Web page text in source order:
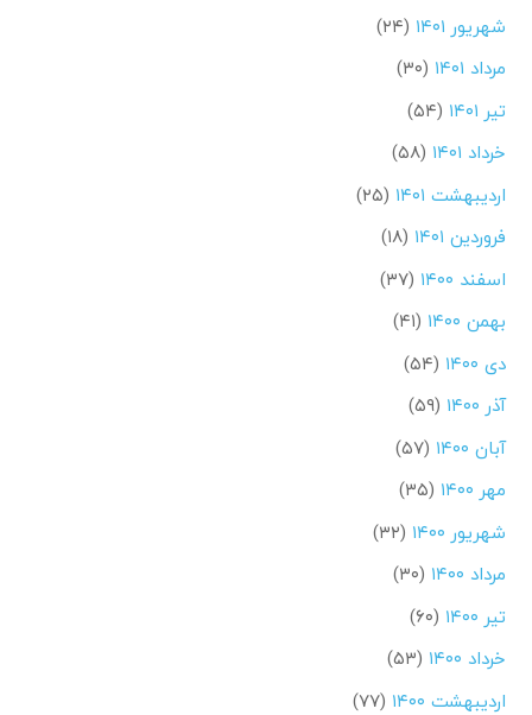
شهریور ۱۴۰۱
(۲۴)
مرداد ۱۴۰۱
(۳۰)
تیر ۱۴۰۱
(۵۴)
خرداد ۱۴۰۱
(۵۸)
اردیبهشت ۱۴۰۱
(۲۵)
فروردین ۱۴۰۱
(۱۸)
اسفند ۱۴۰۰
(۳۷)
بهمن ۱۴۰۰
(۴۱)
دی ۱۴۰۰
(۵۴)
آذر ۱۴۰۰
(۵۹)
آبان ۱۴۰۰
(۵۷)
مهر ۱۴۰۰
(۳۵)
شهریور ۱۴۰۰
(۳۲)
مرداد ۱۴۰۰
(۳۰)
تیر ۱۴۰۰
(۶۰)
خرداد ۱۴۰۰
(۵۳)
اردیبهشت ۱۴۰۰
(۷۷)